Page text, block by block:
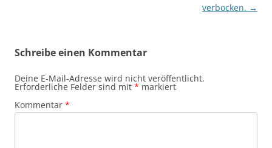
verbocken. →
Schreibe einen Kommentar
Deine E-Mail-Adresse wird nicht veröffentlicht.
Erforderliche Felder sind mit * markiert
Kommentar *